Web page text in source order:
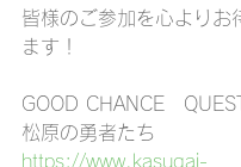
皆様のご参加を心よりお
ます！
GOOD CHANCE　
松原の勇者たち
https://www.kasugai-